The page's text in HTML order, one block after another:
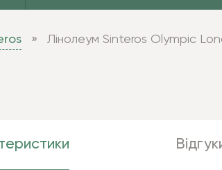
Лінолеум Sinteros Olympic